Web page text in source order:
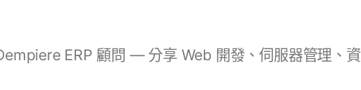
ERP 顧問 — 分享 Web 開發、伺服器管理、